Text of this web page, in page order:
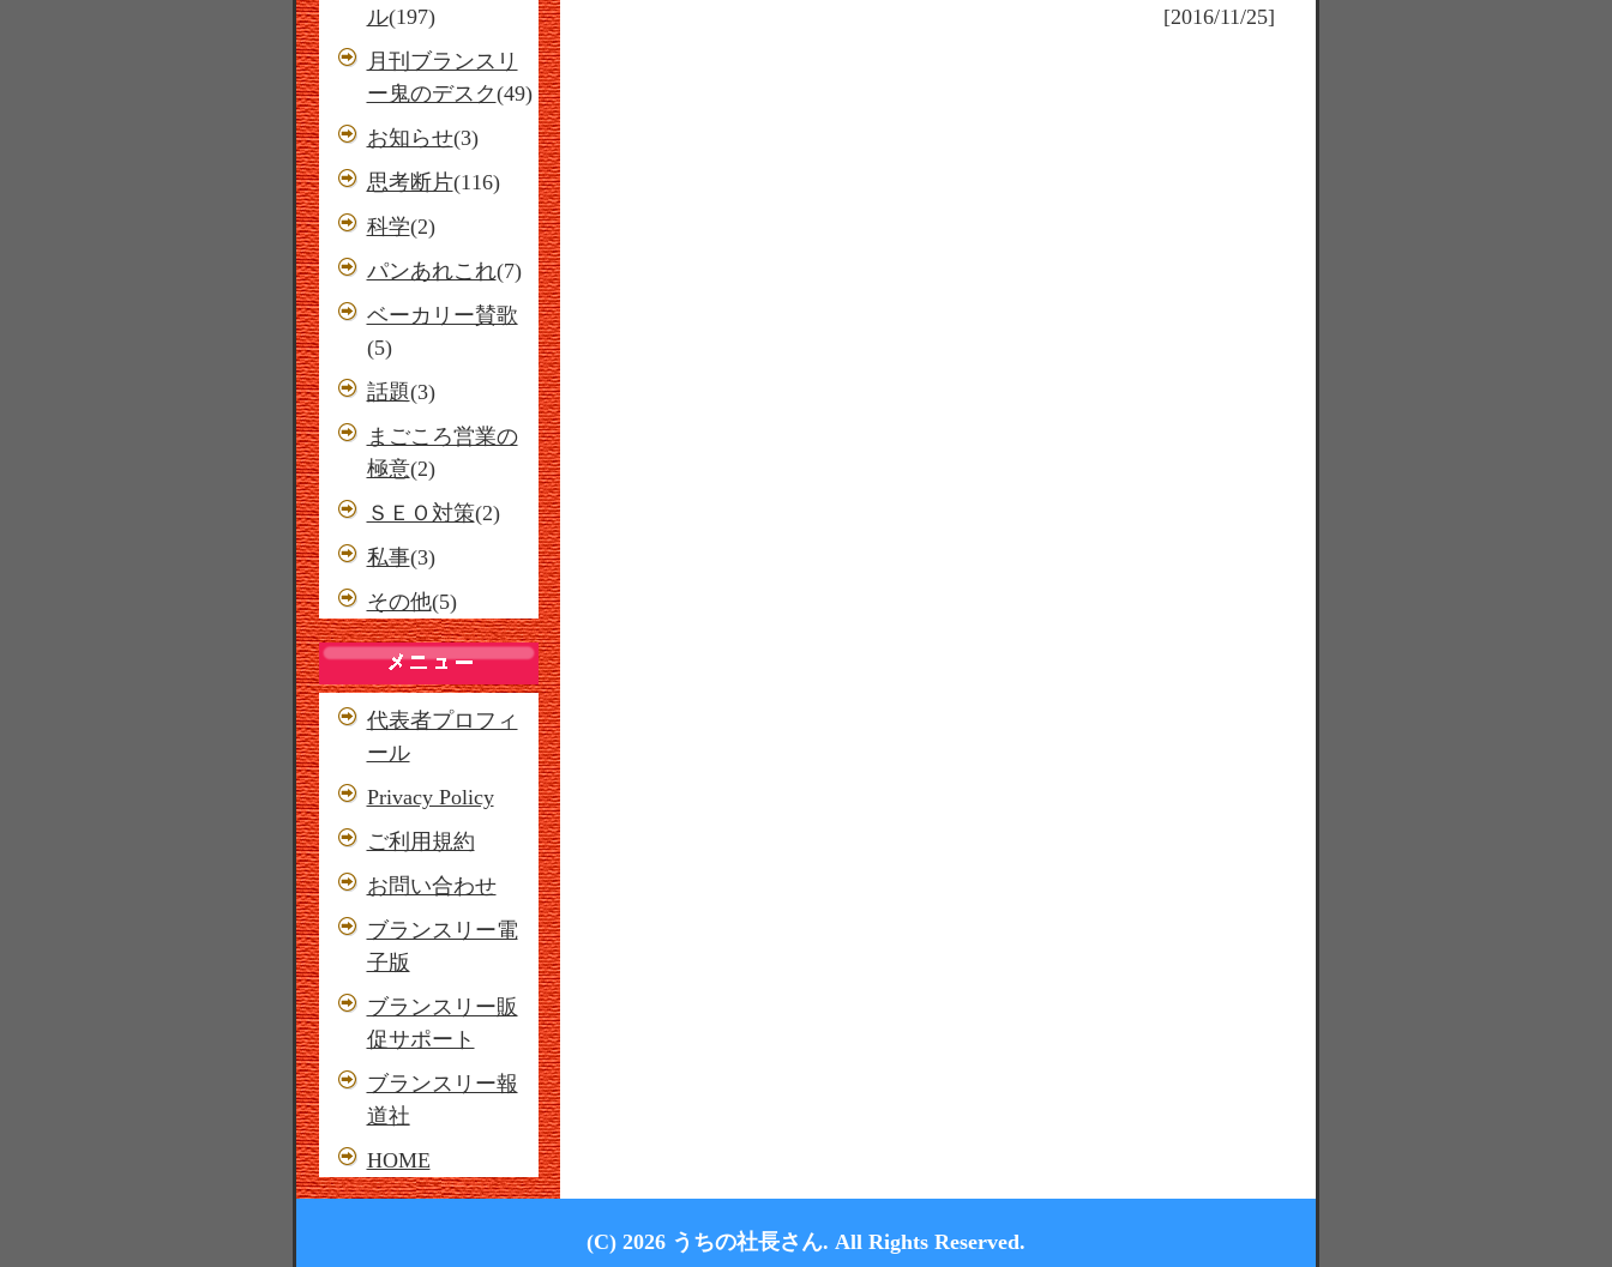
[2016/11/25]
ル(197)
月刊ブランスリ
ー鬼のデスク(49)
お知らせ(3)
思考断片(116)
科学(2)
パンあれこれ(7)
ベーカリー賛歌
(5)
話題(3)
まごころ営業の
極意(2)
ＳＥＯ対策(2)
私事(3)
その他(5)
代表者プロフィ
ール
Privacy Policy
ご利用規約
お問い合わせ
ブランスリー電
子版
ブランスリー販
促サポート
ブランスリー報
道社
HOME
(C) 2026 うちの社長さん. All Rights Reserved.